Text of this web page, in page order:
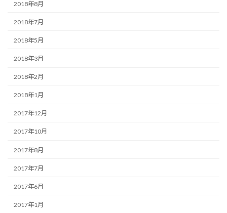
2018年8月
2018年7月
2018年5月
2018年3月
2018年2月
2018年1月
2017年12月
2017年10月
2017年8月
2017年7月
2017年6月
2017年1月